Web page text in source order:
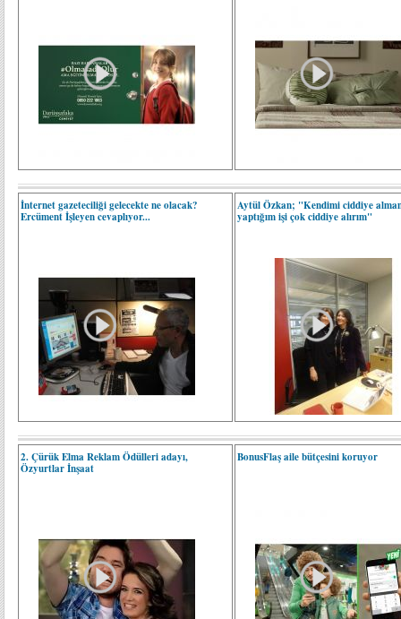
İnternet gazeteciliği gelecekte ne olacak?
Ercüment İşleyen cevaplıyor...
Aytül Özkan; "Kendimi ciddiye
yaptığım işi çok ciddiye alırım"
2. Çürük Elma Reklam Ödülleri adayı,
Özyurtlar İnşaat
BonusFlaş aile bütçesini koruyor